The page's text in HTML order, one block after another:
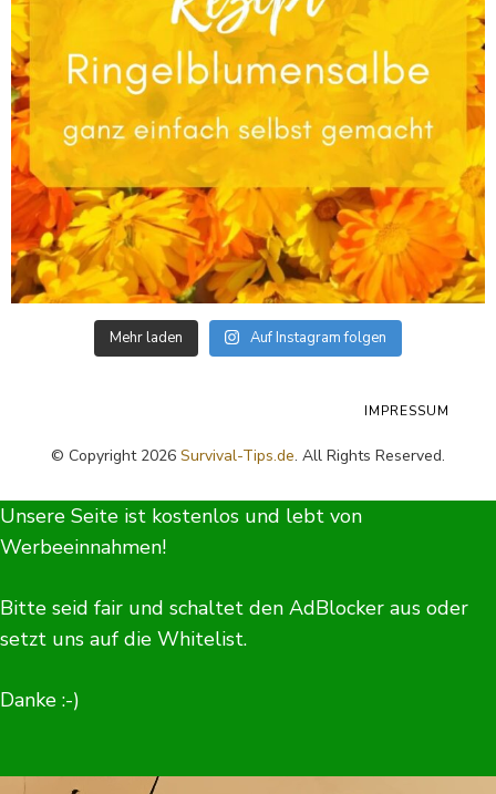
Mehr laden Auf Instagram folgen
© Copyright 2026 Survival-Tips.de. All Rights Reserved.
IMPRESSUM
Unsere Seite ist kostenlos und lebt von
Werbeeinnahmen!
Bitte seid fair und schaltet den AdBlocker aus oder
setzt uns auf die Whitelist.
Danke :-)